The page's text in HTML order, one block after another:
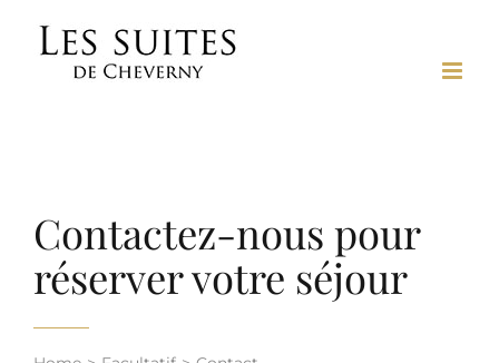
contenu
Contactez-nous pour
réserver votre séjour